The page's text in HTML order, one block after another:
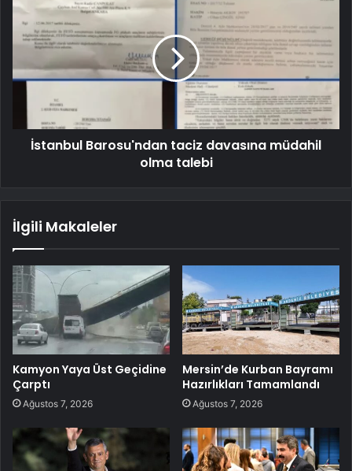
İstanbul Barosu'ndan taciz davasına müdahil
olma talebi
İlgili Makaleler
Kamyon Yaya Üst Geçidine
Çarptı
Ağustos 7, 2026
Mersin’de Kurban Bayramı
Hazırlıkları Tamamlandı
Ağustos 7, 2026